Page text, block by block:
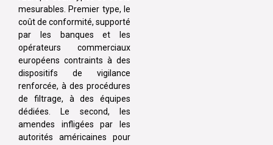
mesurables. Premier type, le
coût de conformité, supporté
par les banques et les
opérateurs commerciaux
européens contraints à des
dispositifs de vigilance
renforcée, à des procédures
de filtrage, à des équipes
dédiées. Le second, les
amendes infligées par les
autorités américaines pour